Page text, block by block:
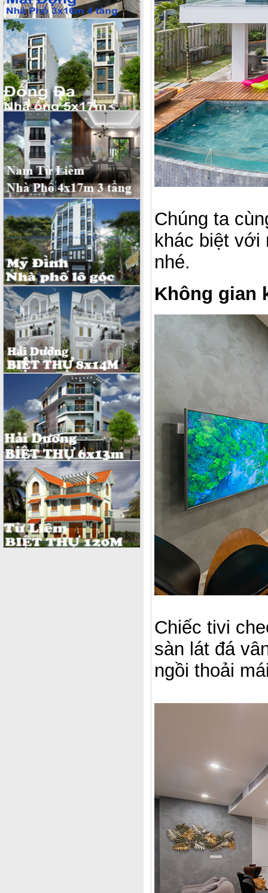
Chúng ta
khác biệt
nhé.
Không gian
Chiếc tivi
sàn lát đá
ngồi thoải